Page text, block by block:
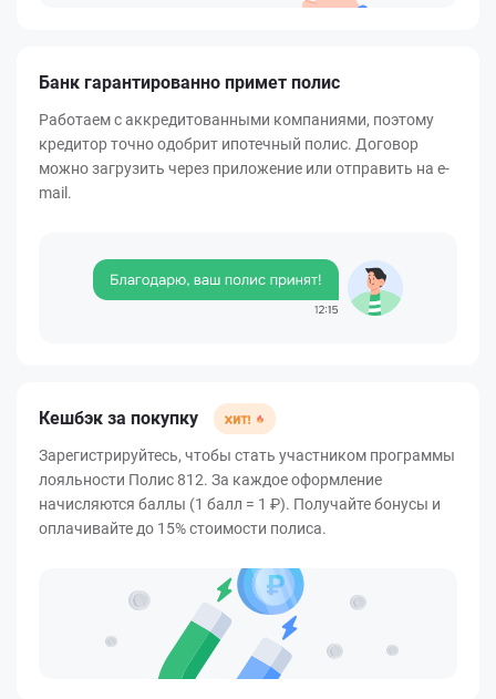
Банк гарантированно примет полис
Работаем с аккредитованными компаниями, поэтому
кредитор точно одобрит ипотечный полис. Договор
можно загрузить через приложение или отправить на e-
mail.
Кешбэк за покупку
Зарегистрируйтесь, чтобы стать участником программы
лояльности Полис 812. За каждое оформление
начисляются баллы (1 балл = 1 ₽). Получайте бонусы и
оплачивайте до 15% стоимости полиса.